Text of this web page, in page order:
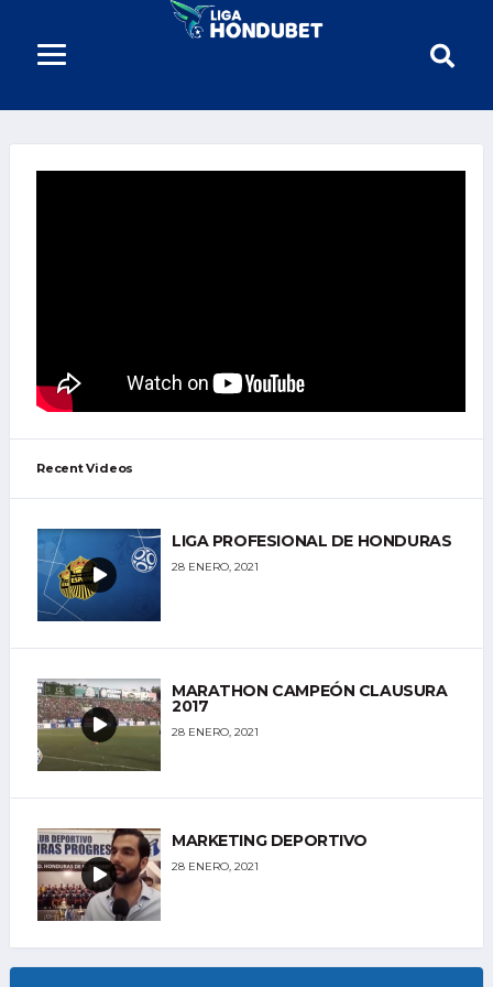
Recent Videos
AHORA SOMOS LA LIGA
LIGA PROFESIONAL DE HONDURAS
28 ENERO, 2021
MARATHON CAMPEÓN CLAUSURA
2017
28 ENERO, 2021
MARKETING DEPORTIVO
28 ENERO, 2021